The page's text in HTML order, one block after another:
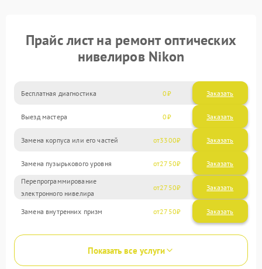
Прайс лист на ремонт оптических
нивелиров Nikon
Бесплатная диагностика 0 Заказать
Выезд мастера 0 Заказать
Замена корпуса или его частей 3300
Замена пузырькового уровня 2750
Перепрограммирование
электронного нивелира
2750
Замена внутренних призм 2750
Показать все услуги